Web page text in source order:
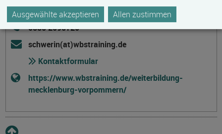
barrierefreier Zugang
0385 2095720
schwerin(at)wbstraining.de
Kontaktformular
https://www.wbstraining.de/weiterbildung-
mecklenburg-vorpommern/
Ausgewählte akzeptieren Allen zustimmen